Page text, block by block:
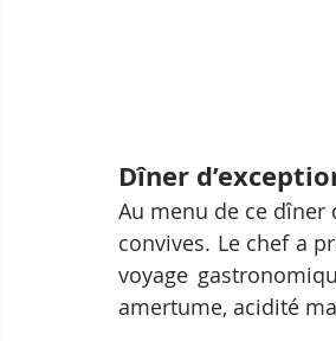
Dîner
Au menu de ce dîner
convives. Le chef a
voyage
amertume, acidité